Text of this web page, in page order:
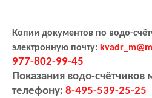
Копии документов по водо-
электронную почту:
977-802-99-45
Показания водо-
телефону: 8-495-539-25-25